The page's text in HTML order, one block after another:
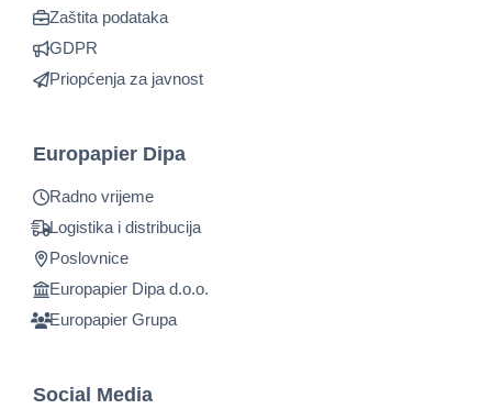
Zaštita podataka
GDPR
Priopćenja za javnost
Europapier Dipa
Radno vrijeme
Logistika i distribucija
Poslovnice
Europapier Dipa d.o.o.
Europapier Grupa
Social Media